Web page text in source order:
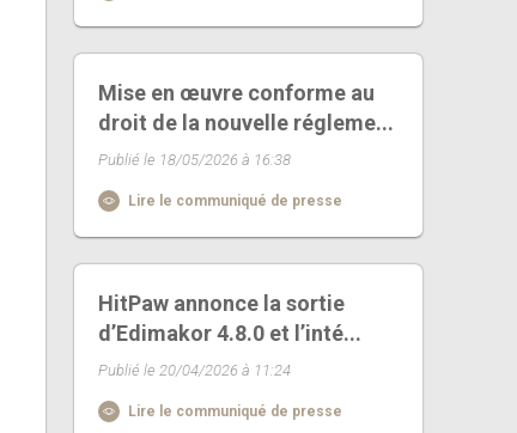
Mise en œuvre conforme au
droit de la nouvelle régleme...
Publié le 18/05/2026 à 16:38
Lire le communiqué de presse
HitPaw annonce la sortie
d’Edimakor 4.8.0 et l’inté...
Publié le 20/04/2026 à 11:24
Lire le communiqué de presse